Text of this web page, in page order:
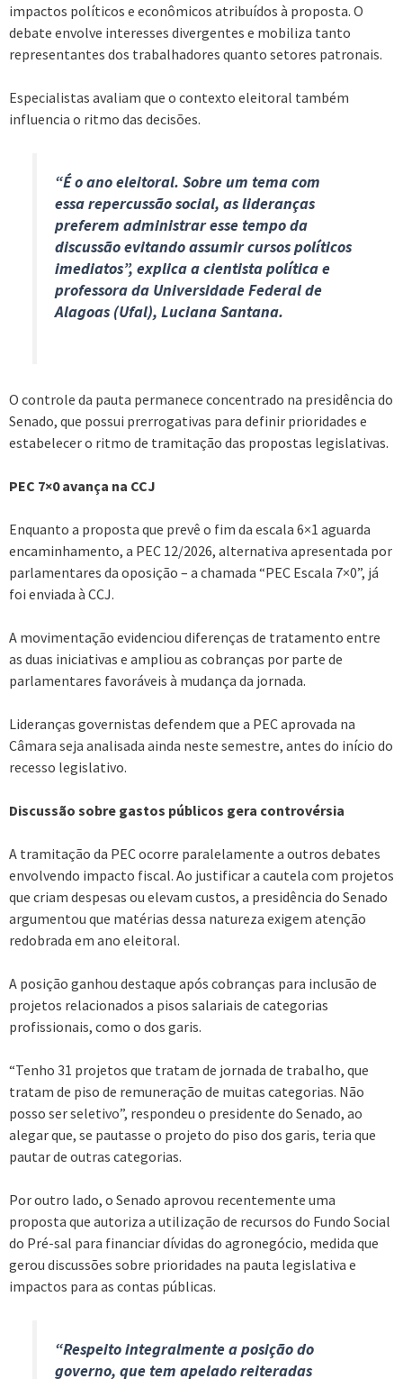
impactos políticos e econômicos atribuídos à proposta. O
debate envolve interesses divergentes e mobiliza tanto
representantes dos trabalhadores quanto setores patronais.
Especialistas avaliam que o contexto eleitoral também
influencia o ritmo das decisões.
“É o ano eleitoral. Sobre um tema com
essa repercussão social, as lideranças
preferem administrar esse tempo da
discussão evitando assumir cursos políticos
imediatos”, explica a cientista política e
professora da Universidade Federal de
Alagoas (Ufal), Luciana Santana.
O controle da pauta permanece concentrado na presidência do
Senado, que possui prerrogativas para definir prioridades e
estabelecer o ritmo de tramitação das propostas legislativas.
PEC 7×0 avança na CCJ
Enquanto a proposta que prevê o fim da escala 6×1 aguarda
encaminhamento, a PEC 12/2026, alternativa apresentada por
parlamentares da oposição – a chamada “PEC Escala 7×0”, já
foi enviada à CCJ.
A movimentação evidenciou diferenças de tratamento entre
as duas iniciativas e ampliou as cobranças por parte de
parlamentares favoráveis à mudança da jornada.
Lideranças governistas defendem que a PEC aprovada na
Câmara seja analisada ainda neste semestre, antes do início do
recesso legislativo.
Discussão sobre gastos públicos gera controvérsia
A tramitação da PEC ocorre paralelamente a outros debates
envolvendo impacto fiscal. Ao justificar a cautela com projetos
que criam despesas ou elevam custos, a presidência do Senado
argumentou que matérias dessa natureza exigem atenção
redobrada em ano eleitoral.
A posição ganhou destaque após cobranças para inclusão de
projetos relacionados a pisos salariais de categorias
profissionais, como o dos garis.
“Tenho 31 projetos que tratam de jornada de trabalho, que
tratam de piso de remuneração de muitas categorias. Não
posso ser seletivo”, respondeu o presidente do Senado, ao
alegar que, se pautasse o projeto do piso dos garis, teria que
pautar de outras categorias.
Por outro lado, o Senado aprovou recentemente uma
proposta que autoriza a utilização de recursos do Fundo Social
do Pré-sal para financiar dívidas do agronegócio, medida que
gerou discussões sobre prioridades na pauta legislativa e
impactos para as contas públicas.
“Respeito integralmente a posição do
governo, que tem apelado reiteradas